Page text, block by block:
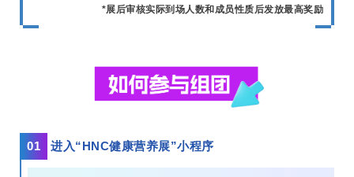
*展后审核实际到场人数和成员性质后发放最高奖励
01 进入“HNC健康营养展”小程序